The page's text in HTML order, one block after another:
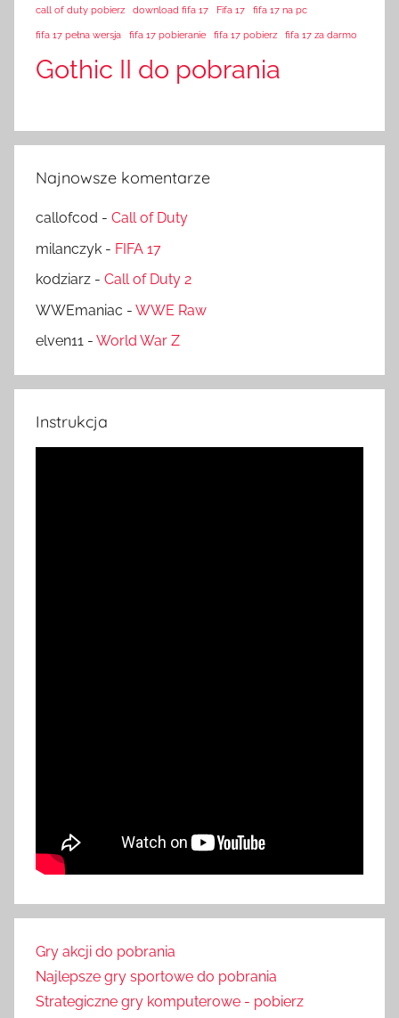
call of duty pobierz download fifa 17 Fifa 17 fifa 17 na pc
fifa 17 pełna wersja fifa 17 pobieranie fifa 17 pobierz fifa 17 za darmo
Gothic II do pobrania
Najnowsze komentarze
callofcod - Call of Duty
milanczyk - FIFA 17
kodziarz - Call of Duty 2
WWEmaniac - WWE Raw
elven11 - World War Z
Instrukcja
Gry akcji do pobrania
Najlepsze gry sportowe do pobrania
Strategiczne gry komputerowe - pobierz